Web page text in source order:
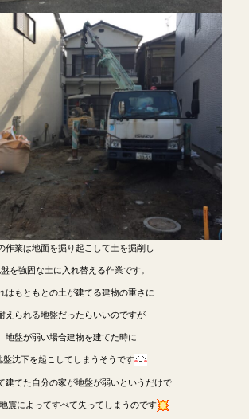
作業は地面を掘り起こして土を掘削し
を強固な土に入れ替える作業です。
はもともとの土が建てる建物の重さに
えられる地盤だったらいいのですが
地盤が弱い場合建物を建てた時に
盤沈下を起こしてしまうそうです
建てた自分の家が地盤が弱いというだけで
震によってすべて失ってしまうのです